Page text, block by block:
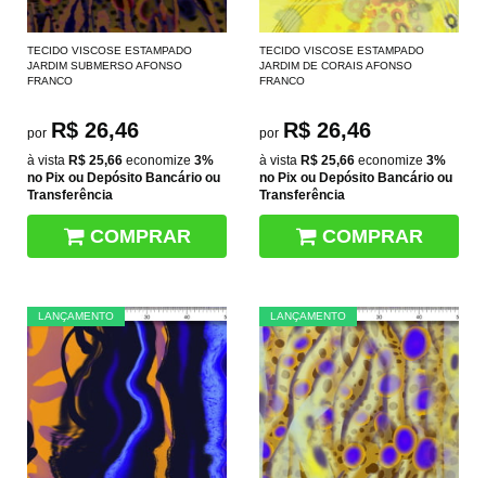
TECIDO VISCOSE ESTAMPADO
JARDIM SUBMERSO AFONSO
FRANCO
por R$ 26,46
à vista R$ 25,66 economize 3%
no Pix ou Depósito Bancário ou
Transferência
COMPRAR
TECIDO VISCOSE ESTAMPADO
JARDIM DE CORAIS AFONSO
FRANCO
por R$ 26,46
à vista R$ 25,66 economize 3%
no Pix ou Depósito Bancário ou
Transferência
COMPRAR
LANÇAMENTO LANÇAMENTO